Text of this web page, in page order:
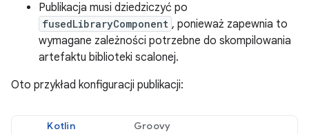
Publikacja musi dziedziczyć po
fusedLibraryComponent , ponieważ zapewnia to
wymagane zależności potrzebne do skompilowania
artefaktu biblioteki scalonej.
Oto przykład konfiguracji publikacji:
Kotlin Groovy